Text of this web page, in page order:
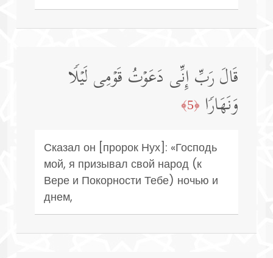
قَالَ رَبِّ إِنِّی دَعَوۡتُ قَوۡمِی لَیۡلࣰا
وَنَهَارࣰا ﴿5﴾
Сказал он [пророк Нух]: «Господь
мой, я призывал свой народ (к
Вере и Покорности Тебе) ночью и
днем,